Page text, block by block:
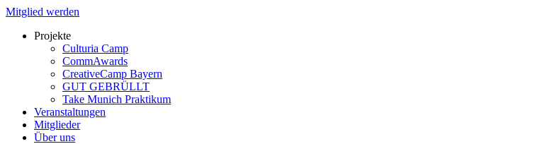
Mitglied werden
Projekte
Culturia Camp
CommAwards
CreativeCamp Bayern
GUT GEBRÜLLT
Take Munich Praktikum
Veranstaltungen
Mitglieder
Über uns